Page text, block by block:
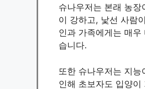
슈나우저는 본래 농
이 강하고, 낯선 사람
인과 가족에게는 매
습니다.
또한 슈나우저는 지
인해 초보자도 입양